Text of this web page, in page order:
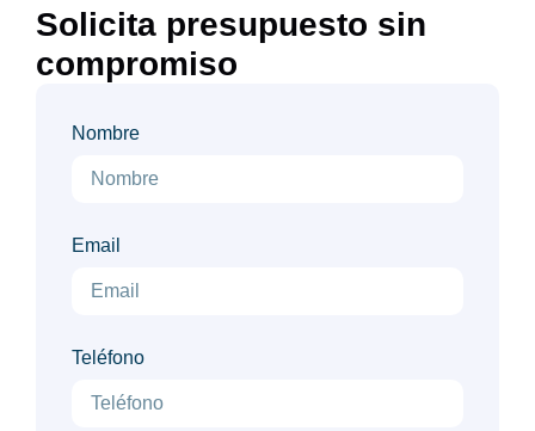
Solicita presupuesto sin
compromiso
Nombre
Email
Teléfono